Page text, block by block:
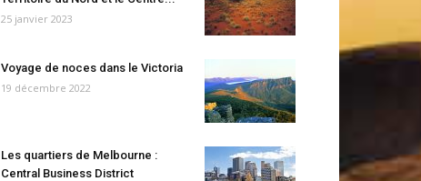
25 janvier 2023
Voyage de noces dans le Victoria
19 décembre 2022
Les quartiers de Melbourne :
Central Business District